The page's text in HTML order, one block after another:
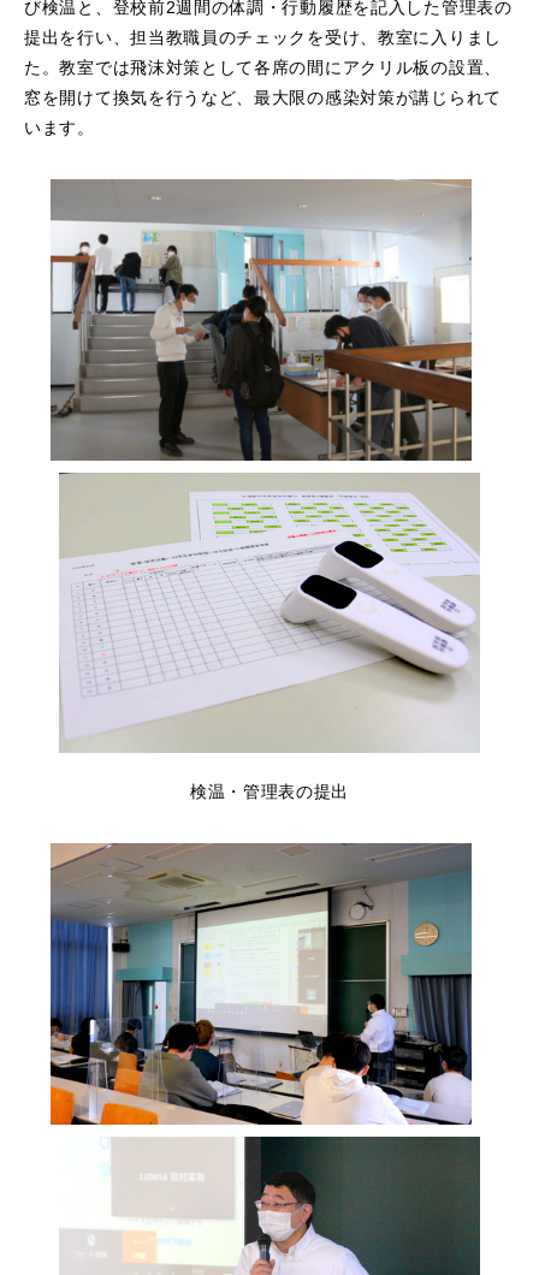
び検温と、登校前2週間の体調・行動履歴を記入した管理表の
提出を行い、担当教職員のチェックを受け、教室に入りまし
た。教室では飛沫対策として各席の間にアクリル板の設置、
窓を開けて換気を行うなど、最大限の感染対策が講じられて
います。
検温・管理表の提出